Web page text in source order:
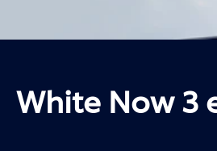
White Now 3